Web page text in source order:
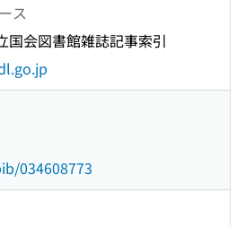
ス
国会図書館雑誌記事索引
034608773